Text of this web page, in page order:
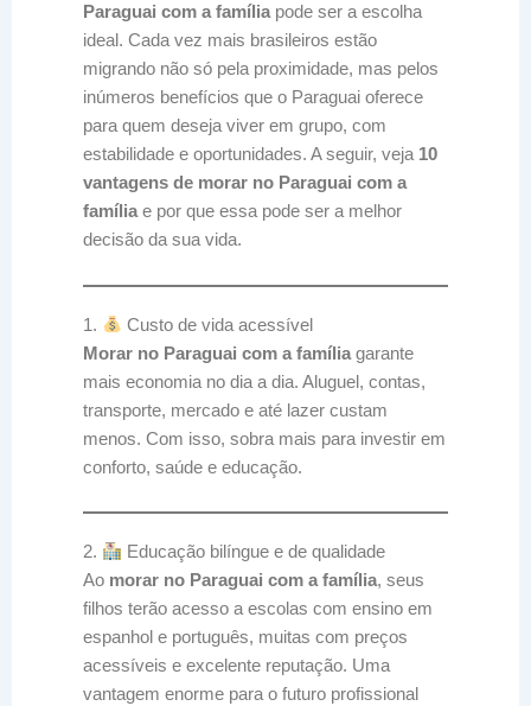
Paraguai com a famíliapode ser a escolha
ideal. Cada vez mais brasileiros estão
migrando não só pela proximidade, mas pelos
inúmeros benefícios que o Paraguai oferece
para quem deseja viver em grupo, com
estabilidade e oportunidades. A seguir, veja 10
vantagens de morar no Paraguai com a
famíliae por que essa pode ser a melhor
decisão da sua vida.
1.
Custo de vida acessível
Morar no Paraguai com a família garante
mais economia no dia a dia. Aluguel, contas,
transporte, mercado e até lazer custam
menos. Com isso, sobra mais para investir em
conforto, saúde e educação.
2.
Educação bilíngue e de qualidade
Ao morar no Paraguai com a família, seus
filhos terão acesso a escolas com ensino em
espanhol e português, muitas com preços
acessíveis e excelente reputação. Uma
vantagem enorme para o futuro profissional